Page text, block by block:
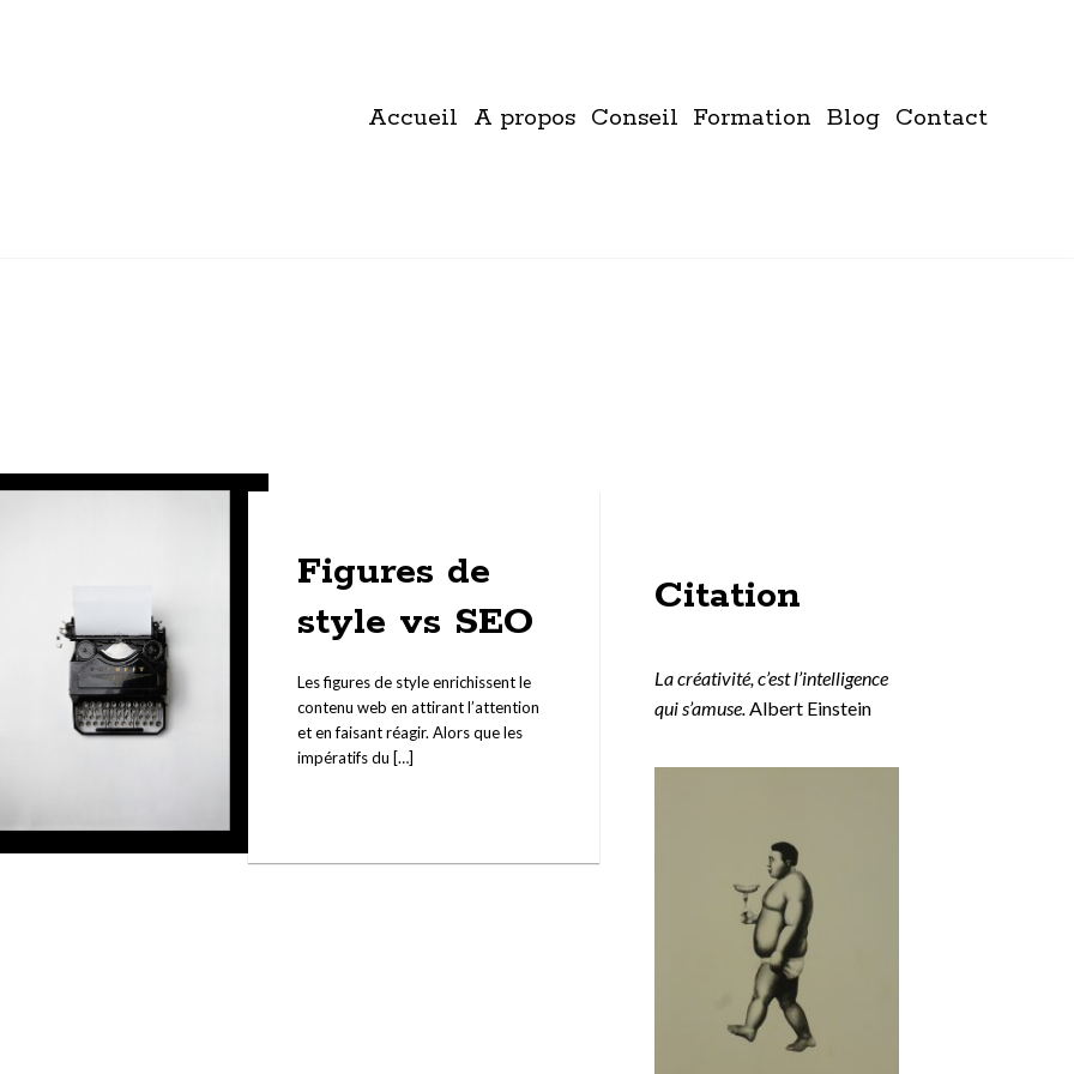
Accueil A propos Conseil Formation Blog Contact
Figures de
style vs SEO
Les figures de style enrichissent le
contenu web en attirant l’attention
et en faisant réagir. Alors que les
impératifs du […]
Citation
La créativité, c’est l’intelligence
qui s’amuse.Albert Einstein